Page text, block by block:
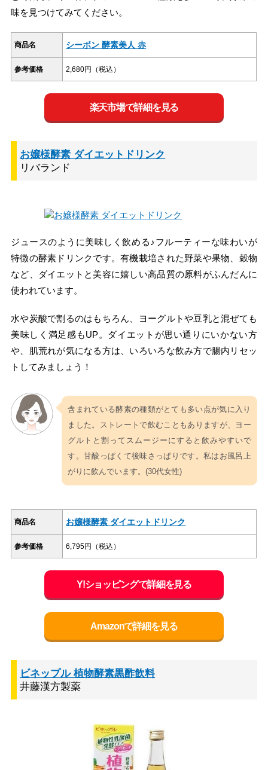
味を見つけてみてください。
商品名 シーボン 酵素美人 赤
参考価格 2,680円（税込）
楽天市場で詳細を見る
お嬢様酵素 ダイエットドリンク
リバランド
ジュースのように美味しく飲める♪フルーティーな味わいが
特徴の酵素ドリンクです。有機栽培された野菜や果物、穀物
など、ダイエットと美容に嬉しい高品質の原料がふんだんに
使われています。
水や炭酸で割るのはもちろん、ヨーグルトや豆乳と混ぜても
美味しく満足感もUP。ダイエットが思い通りにいかない方
や、肌荒れが気になる方は、いろいろな飲み方で腸内リセッ
トしてみましょう！
含まれている酵素の種類がとても多い点が気に入り
ました。ストレートで飲むこともありますが、ヨー
グルトと割ってスムージーにすると飲みやすいで
す。甘酸っぱくて後味さっぱりです。私はお風呂上
がりに飲んでいます。(30代女性)
商品名 お嬢様酵素 ダイエットドリンク
参考価格 6,795円（税込）
Y!ショッピングで詳細を見る
Amazonで詳細を見る
ビネップル 植物酵素黒酢飲料
井藤漢方製薬